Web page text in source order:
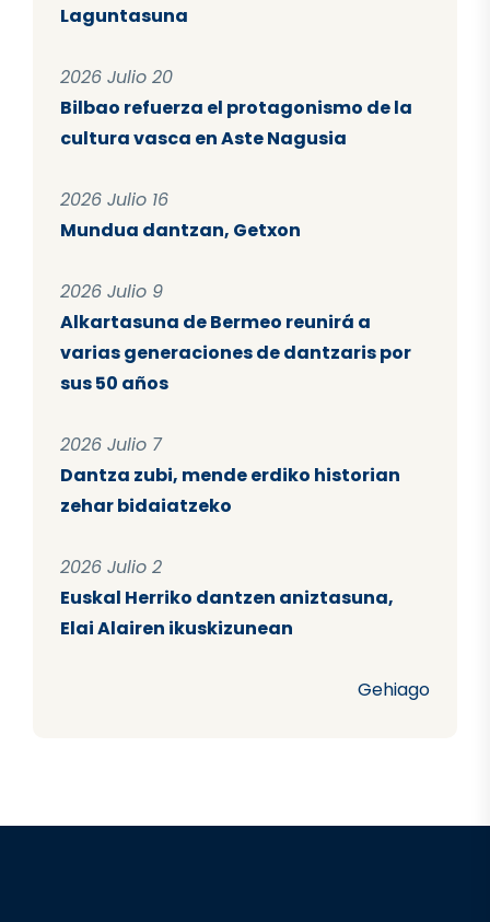
Laguntasuna
2026 Julio 20
Bilbao refuerza el protagonismo de la
cultura vasca en Aste Nagusia
2026 Julio 16
Mundua dantzan, Getxon
2026 Julio 9
Alkartasuna de Bermeo reunirá a
varias generaciones de dantzaris por
sus 50 años
2026 Julio 7
Dantza zubi, mende erdiko historian
zehar bidaiatzeko
2026 Julio 2
Euskal Herriko dantzen aniztasuna,
Elai Alairen ikuskizunean
Gehiago